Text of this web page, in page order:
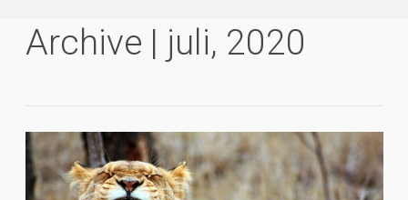
Archive | juli, 2020